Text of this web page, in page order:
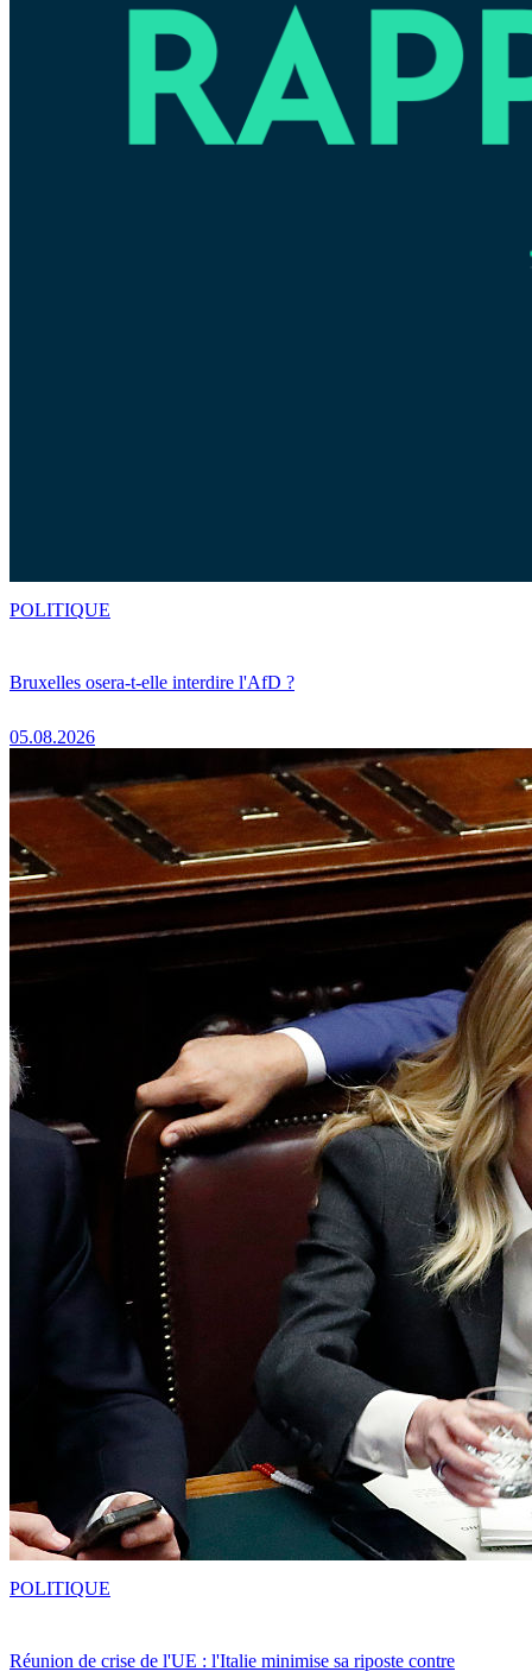
Bruxelles osera-t-elle interdire l'AfD ?
05.08.2026
POLITIQUE
Réunion de crise de l'UE : l'Italie minimise sa riposte contre
POLITIQUE